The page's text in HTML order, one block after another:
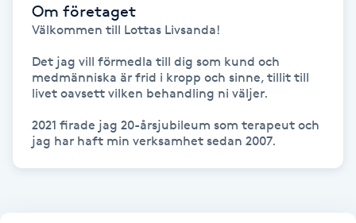
Gua Sha-massage
Hatha Yoga
Headspa
Om företaget
Välkommen till Lottas Livsanda!
Det jag vill förmedla till dig som kund och
medmänniska är frid i kropp och sinne, tillit till
livet oavsett vilken behandling ni väljer.
2021 firade jag 20-årsjubileum som terapeut och
jag har haft min verksamhet sedan 2007.